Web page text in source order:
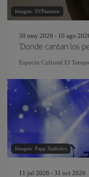
Imagen: SVPanteon
30 may 2026 - 10 ago
'Donde cantan los
Espacio Cultural El
Imagen: Papp Szabolcs
11 jul 2026 - 31 oct 2026